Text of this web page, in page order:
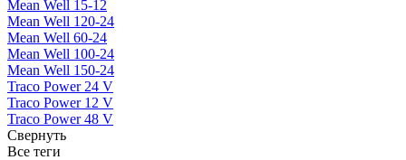
Mean Well 15-12
Mean Well 120-24
Mean Well 60-24
Mean Well 100-24
Mean Well 150-24
Traco Power 24 V
Traco Power 12 V
Traco Power 48 V
Свернуть
Все теги